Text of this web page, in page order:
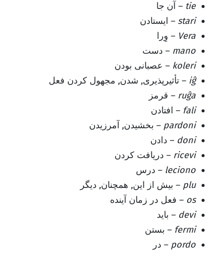
tie – آن جا
stari – ایستادن
Vera – وِرا
mano – دست
koleri – عصبانی بودن
iĝ – تأثیرپذیری, شدن, مجهول کردن فعل
ruĝa – قرمز
fali – افتادن
pardoni – بخشیدن, آمرزیدن
doni – دادن
ricevi – دریافت کردن
leciono – درس
plu – بیش از این, همچنان, دیگر
os – فعل در زمان آینده
devi – باید
fermi – بستن
pordo – در